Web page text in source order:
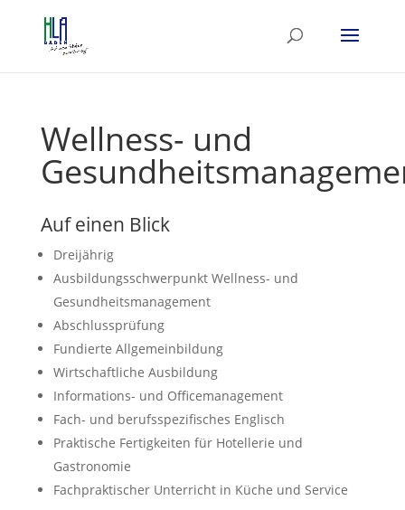
Wellness- und
Auf einen Blick
Dreijährig
Ausbildungsschwerpunkt Wellness- und
Gesundheitsmanagement
Abschlussprüfung
Fundierte Allgemeinbildung
Wirtschaftliche Ausbildung
Informations- und Officemanagement
Fach- und berufsspezifisches Englisch
Praktische Fertigkeiten für Hotellerie und
Gastronomie
Fachpraktischer Unterricht in Küche und Service